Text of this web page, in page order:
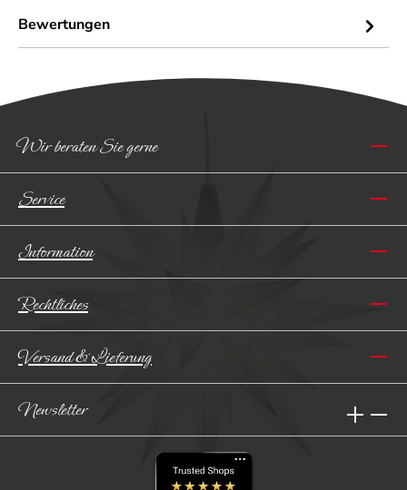
Bewertungen
Wir beraten Sie gerne
Service
Information
Rechtliches
Versand & Lieferung
Newsletter